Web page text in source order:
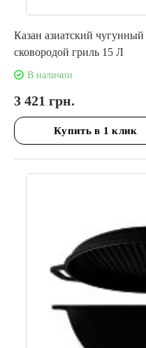
Казан азиатский
сковородой гриль 15 Л
В наличии
3 421 грн.
Купить в 1 клик